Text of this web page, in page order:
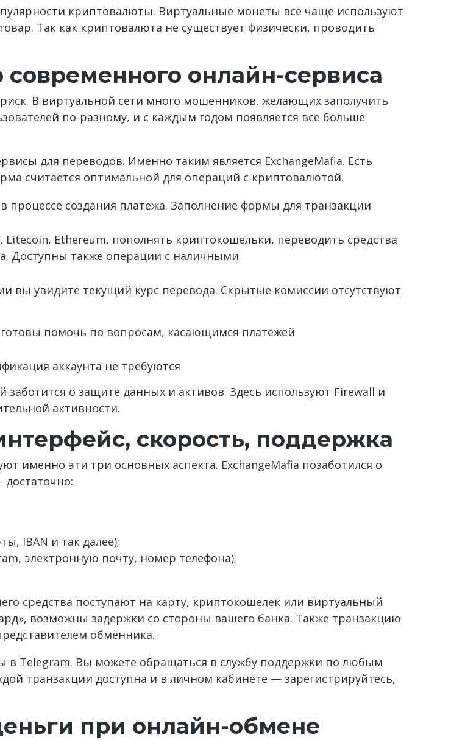
криптовалюты. Виртуальные монеты все чаще используют
Так как криптовалюта не существует физически, проводить
онлайн-сервиса
В виртуальной сети много мошенников, желающих заполучить
по-разному, и с каждым годом появляется все больше
для переводов. Именно таким является ExchangeMafia. Есть
считается оптимальной для операций с криптовалютой.
процессе создания платежа. Заполнение формы для транзакции
Ethereum, пополнять криптокошельки, переводить средства
Доступны также операции с наличными
вы увидите текущий курс перевода. Скрытые комиссии отсутствуют
помочь по вопросам, касающимся платежей
аккаунта не требуются
о защите данных и активов. Здесь используют Firewall и
активности.
скорость, поддержка
именно эти три основных аспекта. ExchangeMafia позаботился о
IBAN и так далее);
электронную почту, номер телефона);
средства поступают на карту, криптокошелек или виртуальный
возможны задержки со стороны вашего банка. Также транзакцию
обменника.
в Telegram. Вы можете обращаться в службу поддержки по любым
транзакции доступна и в личном кабинете — зарегистрируйтесь,
при онлайн-обмене